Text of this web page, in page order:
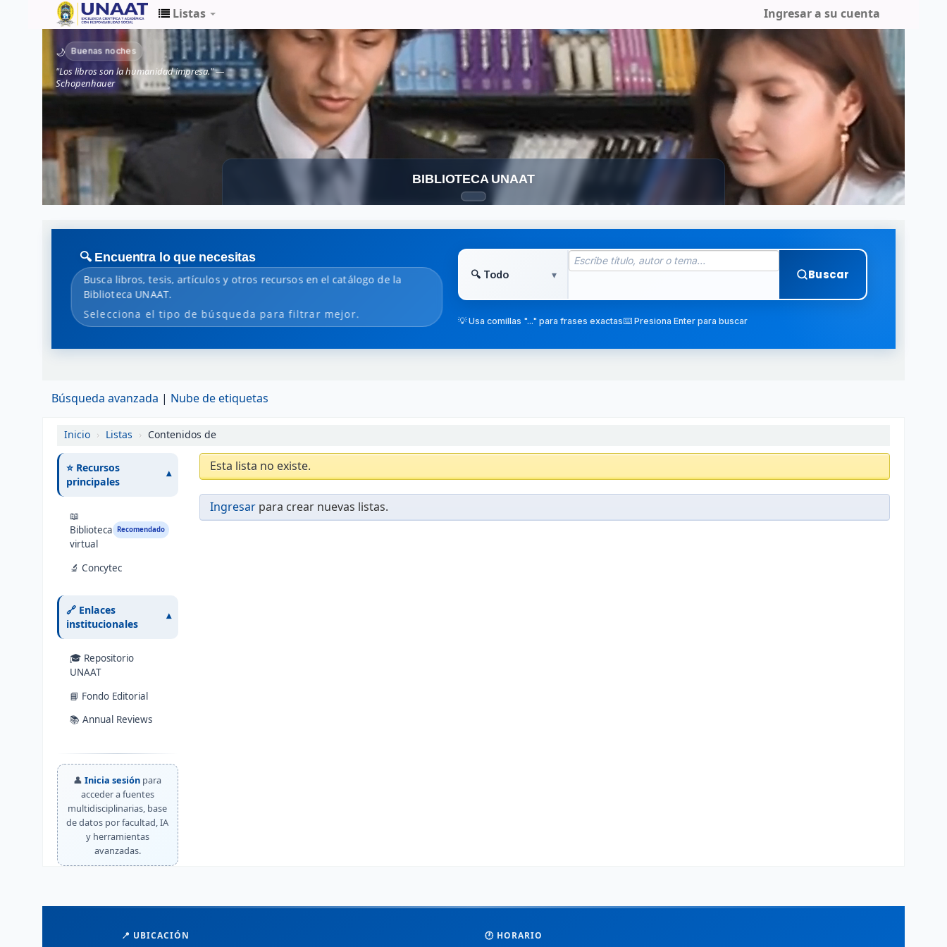
Biblioteca
Unaat
Listas Ingresar a su cuenta
🌙 Buenas noches
"Los libros son la humanidad impresa." —
Schopenhauer
BIBLIOTECA UNAAT
🔍 Encuentra lo que necesitas
Busca libros, tesis, artículos y otros recursos en el catálogo de la
Biblioteca UNAAT.
Selecciona el tipo de búsqueda para filtrar mejor.
Buscar
💡 Usa comillas "..." para frases exactas⌨️ Presiona Enter para buscar
Búsqueda avanzada Nube de etiquetas
Inicio › Listas › Contenidos de
⭐ Recursos
principales
▾
📖
Biblioteca
virtual
Recomendado
🔬 Concytec
🔗 Enlaces
institucionales
▾
🎓 Repositorio
UNAAT
📘 Fondo Editorial
📚 Annual Reviews
👤Inicia sesión para
acceder a fuentes
multidisciplinarias, base
de datos por facultad, IA
y herramientas
avanzadas.
Esta lista no existe.
Ingresar para crear nuevas listas.
📍 UBICACIÓN 🕐 HORARIO